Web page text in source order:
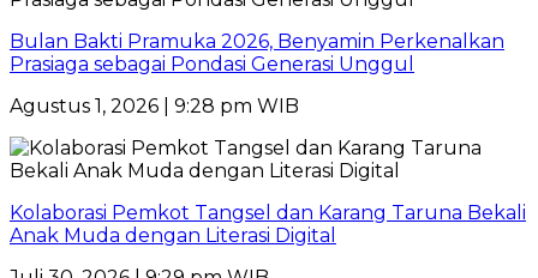
Bulan Bakti Pramuka 2026, Benyamin Perkenalkan
Prasiaga sebagai Pondasi Generasi Unggul
Agustus 1, 2026 | 9:28 pm WIB
Kolaborasi Pemkot Tangsel dan Karang Taruna Bekali
Anak Muda dengan Literasi Digital